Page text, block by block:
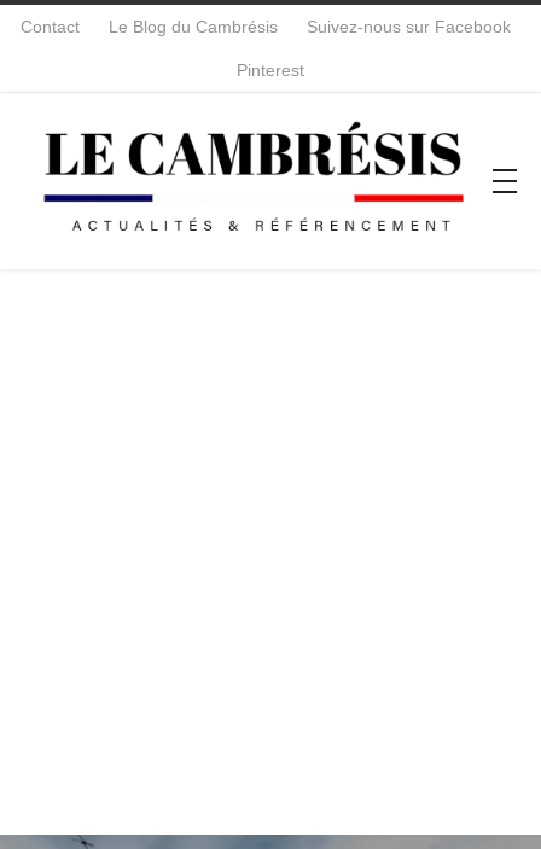
Contact Le Blog du Cambrésis Suivez-nous sur Facebook
Pinterest